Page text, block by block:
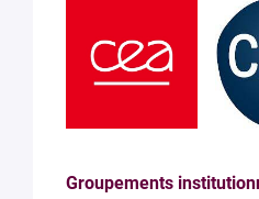
Groupements